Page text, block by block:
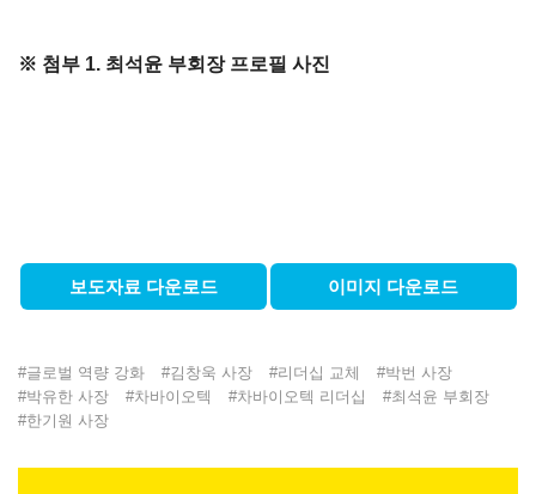
※ 첨부 1. 최석윤 부회장 프로필 사진
보도자료 다운로드 이미지 다운로드
#글로벌 역량 강화 #김창욱 사장 #리더십 교체 #박번 사장
#박유한 사장 #차바이오텍 #차바이오텍 리더십 #최석윤 부회장
#한기원 사장